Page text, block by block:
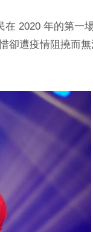
在 2020 年的第一
卻遭疫情阻撓而無